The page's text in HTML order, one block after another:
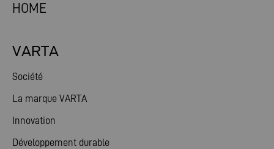
HOME
VARTA
Société
La marque VARTA
Innovation
Développement durable